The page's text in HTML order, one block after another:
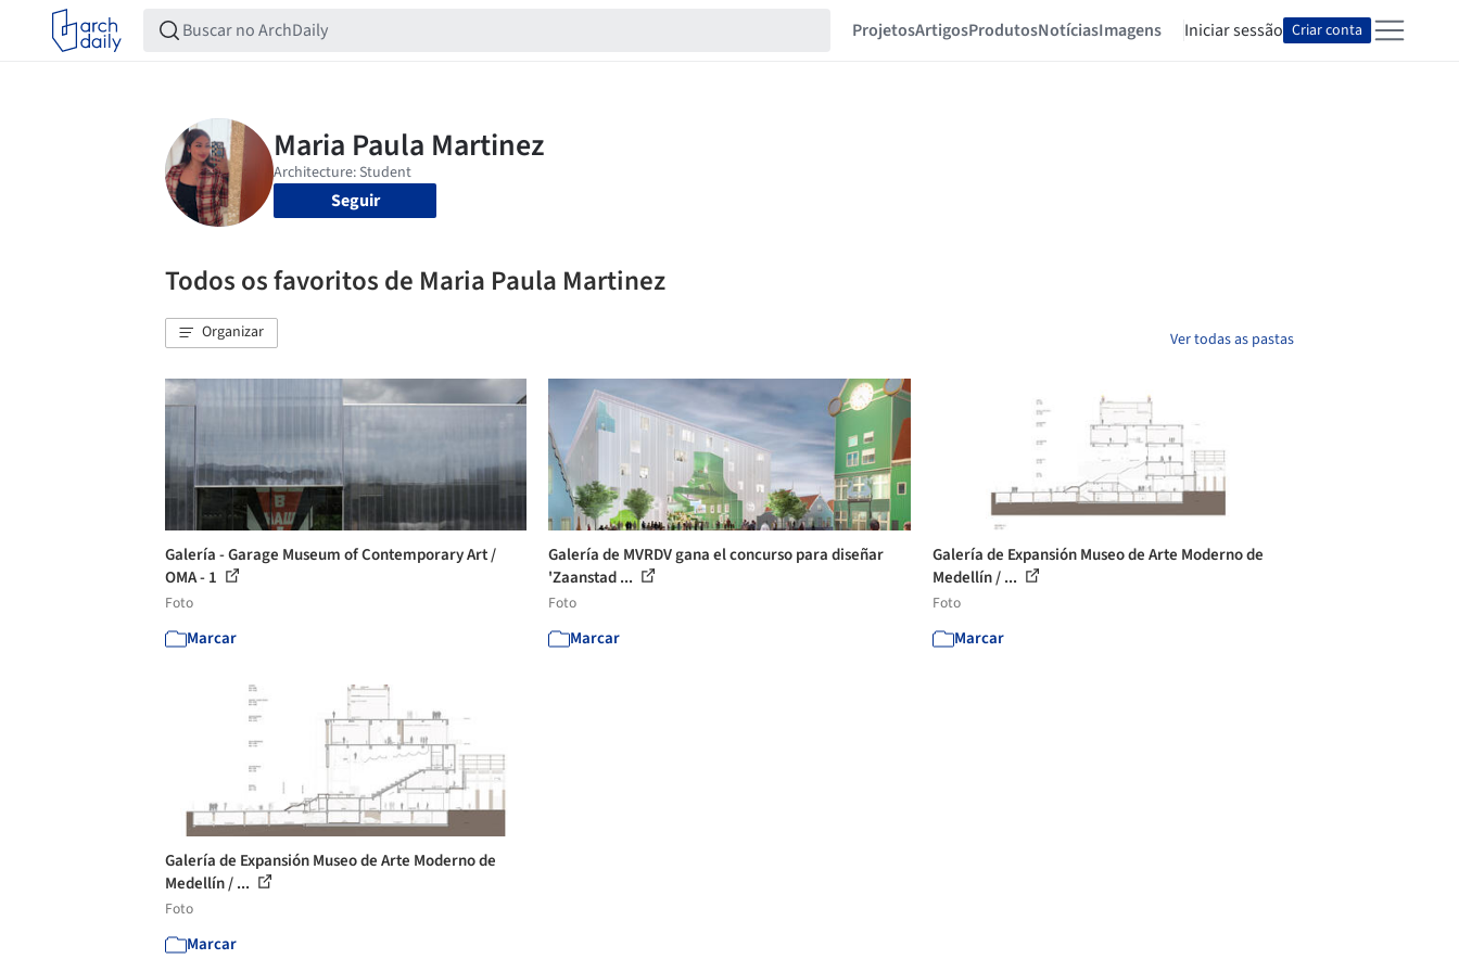
ProjetosArtigosProdutosNotíciasImagens Iniciar sessão Criar conta
Seguir
Todos os favoritos de Maria Paula Martinez
Organizar Ver todas as pastas
Galería - Garage Museum of Contemporary Art /
OMA - 1
Foto
Marcar
Galería de MVRDV gana el concurso para diseñar
'Zaanstad ...
Foto
Marcar
Galería de Expansión Museo de Arte Moderno de
Medellín / ...
Foto
Marcar
Galería de Expansión Museo de Arte Moderno de
Medellín / ...
Foto
Marcar